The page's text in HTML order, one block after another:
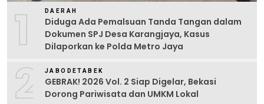
1 DAERAH
Diduga Ada Pemalsuan Tanda Tangan dalam
Dokumen SPJ Desa Karangjaya, Kasus
Dilaporkan ke Polda Metro Jaya
2 JABODETABEK
GEBRAK! 2026 Vol. 2 Siap Digelar, Bekasi
Dorong Pariwisata dan UMKM Lokal